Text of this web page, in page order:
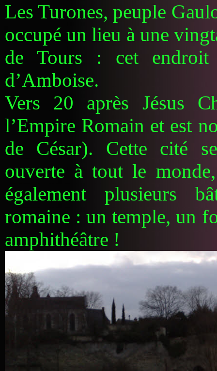
Les Turones, peuple
occupé un lieu à une
de Tours : cet
d’Amboise.
Vers 20 après Jésus
l’Empire Romain et est
de César). Cette cité
ouverte à tout le
également plusieurs
romaine : un temple, un
amphithéâtre !